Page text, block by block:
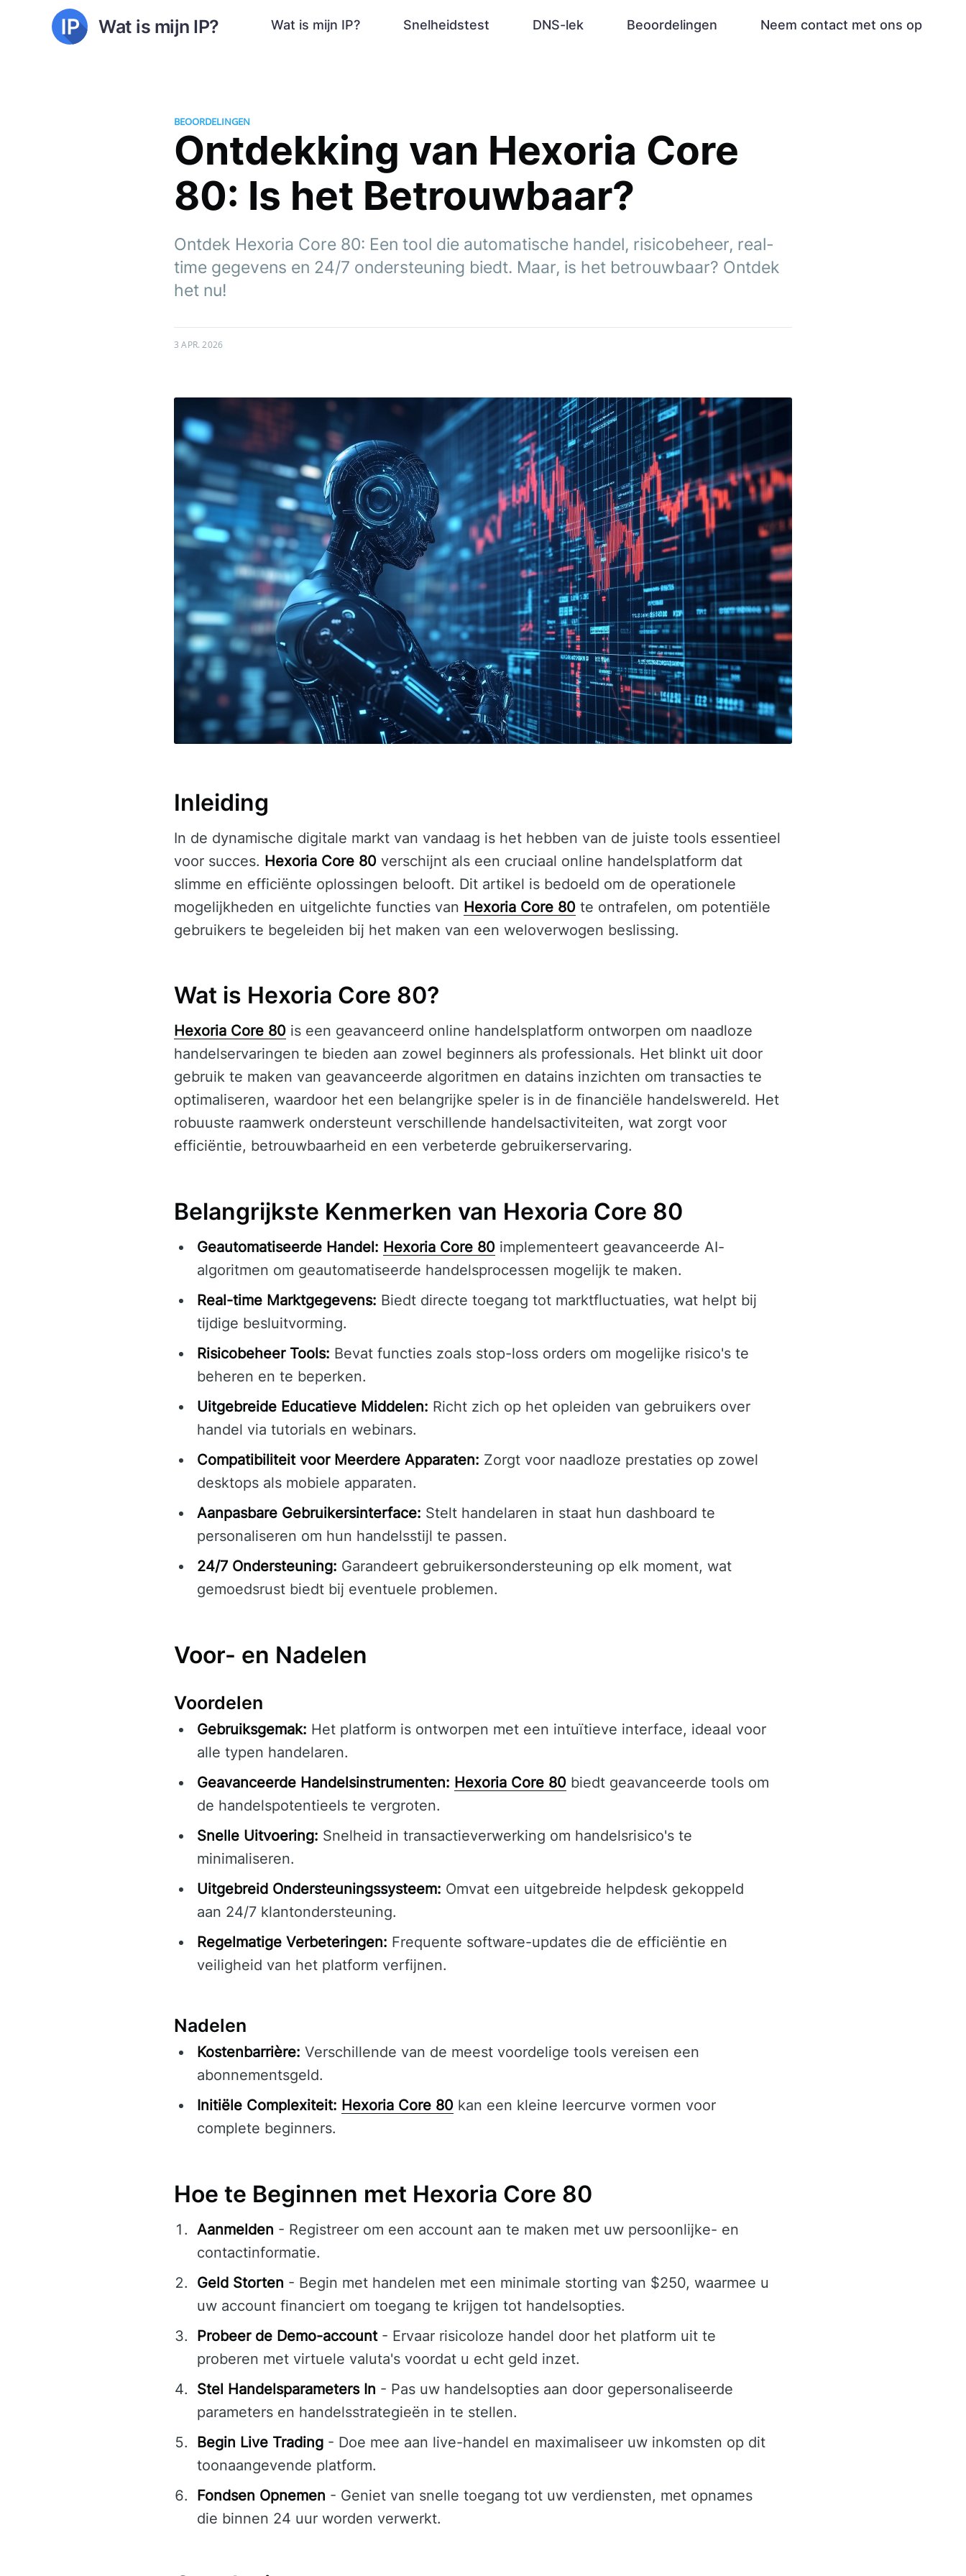
Wat is mijn IP? Wat is mijn IP? Snelheidstest DNS-lek Beoordelingen Neem contact met ons op
BEOORDELINGEN
Ontdekking van Hexoria Core
80: Is het Betrouwbaar?
Ontdek Hexoria Core 80: Een tool die automatische handel, risicobeheer, real-
time gegevens en 24/7 ondersteuning biedt. Maar, is het betrouwbaar? Ontdek
het nu!
3 APR. 2026
Inleiding
In de dynamische digitale markt van vandaag is het hebben van de juiste tools essentieel
voor succes. Hexoria Core 80 verschijnt als een cruciaal online handelsplatform dat
slimme en efficiënte oplossingen belooft. Dit artikel is bedoeld om de operationele
mogelijkheden en uitgelichte functies van Hexoria Core 80 te ontrafelen, om potentiële
gebruikers te begeleiden bij het maken van een weloverwogen beslissing.
Wat is Hexoria Core 80?
Hexoria Core 80 is een geavanceerd online handelsplatform ontworpen om naadloze
handelservaringen te bieden aan zowel beginners als professionals. Het blinkt uit door
gebruik te maken van geavanceerde algoritmen en datains inzichten om transacties te
optimaliseren, waardoor het een belangrijke speler is in de financiële handelswereld. Het
robuuste raamwerk ondersteunt verschillende handelsactiviteiten, wat zorgt voor
efficiëntie, betrouwbaarheid en een verbeterde gebruikerservaring.
Belangrijkste Kenmerken van Hexoria Core 80
Geautomatiseerde Handel: Hexoria Core 80 implementeert geavanceerde AI-
algoritmen om geautomatiseerde handelsprocessen mogelijk te maken.
Real-time Marktgegevens: Biedt directe toegang tot marktfluctuaties, wat helpt bij
tijdige besluitvorming.
Risicobeheer Tools: Bevat functies zoals stop-loss orders om mogelijke risico's te
beheren en te beperken.
Uitgebreide Educatieve Middelen: Richt zich op het opleiden van gebruikers over
handel via tutorials en webinars.
Compatibiliteit voor Meerdere Apparaten: Zorgt voor naadloze prestaties op zowel
desktops als mobiele apparaten.
Aanpasbare Gebruikersinterface: Stelt handelaren in staat hun dashboard te
personaliseren om hun handelsstijl te passen.
24/7 Ondersteuning: Garandeert gebruikersondersteuning op elk moment, wat
gemoedsrust biedt bij eventuele problemen.
Voor- en Nadelen
Voordelen
Gebruiksgemak: Het platform is ontworpen met een intuïtieve interface, ideaal voor
alle typen handelaren.
Geavanceerde Handelsinstrumenten: Hexoria Core 80 biedt geavanceerde tools om
de handelspotentieels te vergroten.
Snelle Uitvoering: Snelheid in transactieverwerking om handelsrisico's te
minimaliseren.
Uitgebreid Ondersteuningssysteem: Omvat een uitgebreide helpdesk gekoppeld
aan 24/7 klantondersteuning.
Regelmatige Verbeteringen: Frequente software-updates die de efficiëntie en
veiligheid van het platform verfijnen.
Nadelen
Kostenbarrière: Verschillende van de meest voordelige tools vereisen een
abonnementsgeld.
Initiële Complexiteit: Hexoria Core 80 kan een kleine leercurve vormen voor
complete beginners.
Hoe te Beginnen met Hexoria Core 80
Aanmelden - Registreer om een account aan te maken met uw persoonlijke- en
contactinformatie.
Geld Storten - Begin met handelen met een minimale storting van $250, waarmee u
uw account financiert om toegang te krijgen tot handelsopties.
Probeer de Demo-account- Ervaar risicoloze handel door het platform uit te
proberen met virtuele valuta's voordat u echt geld inzet.
Stel Handelsparameters In - Pas uw handelsopties aan door gepersonaliseerde
parameters en handelsstrategieën in te stellen.
Begin Live Trading - Doe mee aan live-handel en maximaliseer uw inkomsten op dit
toonaangevende platform.
Fondsen Opnemen - Geniet van snelle toegang tot uw verdiensten, met opnames
die binnen 24 uur worden verwerkt.